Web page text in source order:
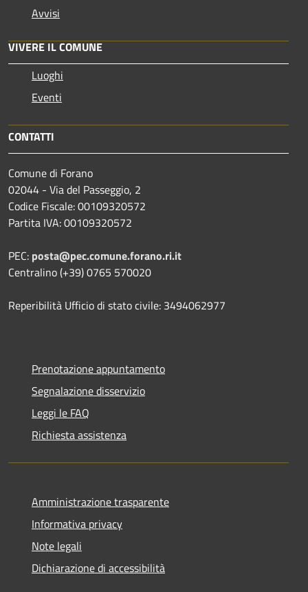
Avvisi
VIVERE IL COMUNE
Luoghi
Eventi
CONTATTI
Comune di Forano
02044 - Via del Passeggio, 2
Codice Fiscale: 00109320572
Partita IVA: 00109320572
PEC: posta@pec.comune.forano.ri.it
Centralino (+39) 0765 570020
Reperibilità Ufficio di stato civile: 3494062977
Prenotazione appuntamento
Segnalazione disservizio
Leggi le FAQ
Richiesta assistenza
Amministrazione trasparente
Informativa privacy
Note legali
Dichiarazione di accessibilità